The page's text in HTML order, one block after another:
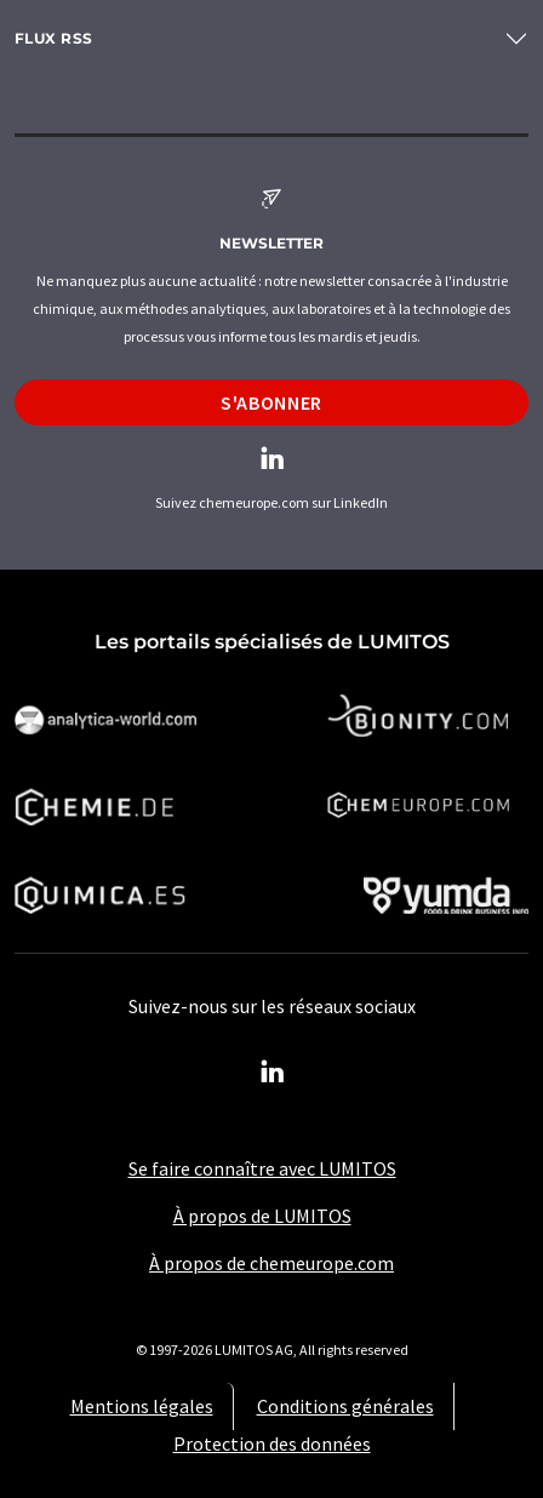
FLUX RSS
NEWSLETTER
Ne manquez plus aucune actualité : notre newsletter consacrée à l'industrie
chimique, aux méthodes analytiques, aux laboratoires et à la technologie des
processus vous informe tous les mardis et jeudis.
S'ABONNER
Suivez chemeurope.com sur LinkedIn
Les portails spécialisés de LUMITOS
Se faire connaître avec LUMITOS
À propos de LUMITOS
À propos de chemeurope.com
Mentions légales
Conditions générales
Protection des données
Suivez-nous sur les réseaux sociaux
© 1997-2026 LUMITOS AG, All rights reserved